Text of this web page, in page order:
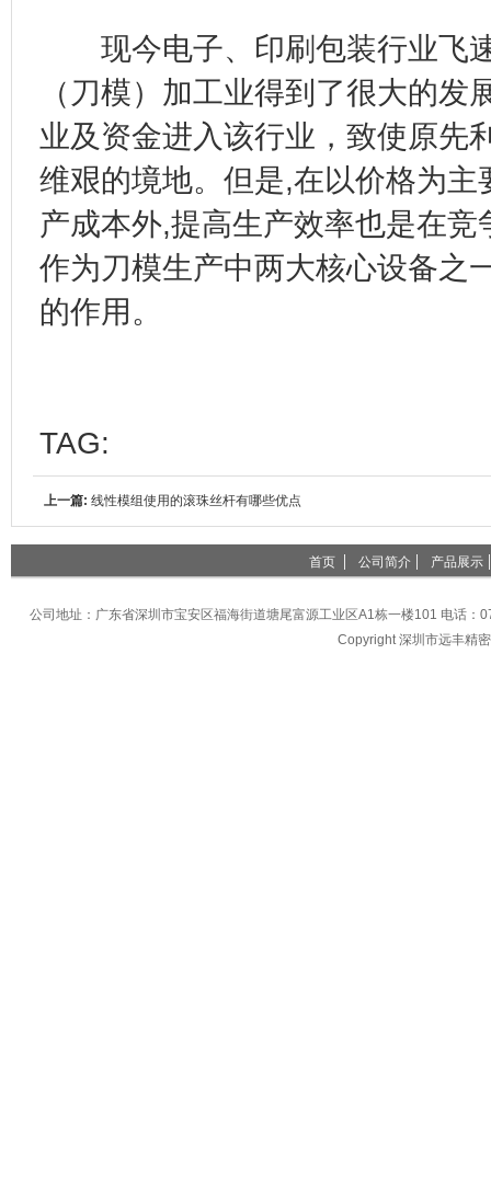
现今电子、印刷包装行业飞
（刀模）加工业得到了很大的
业及资金进入该行业，致使原先
维艰的境地。但是,在以价格为
产成本外,提高生产效率也是在
作为刀模生产中两大核心设备之
的作用。
TAG:
上一篇:线性模组使用的滚珠丝杆有哪些优点
首页 公司简介 产品展示
公司地址：广东省深圳市宝安区福海街道塘尾富源工业区A1栋一楼101 电话
Copyright 深圳市远丰精